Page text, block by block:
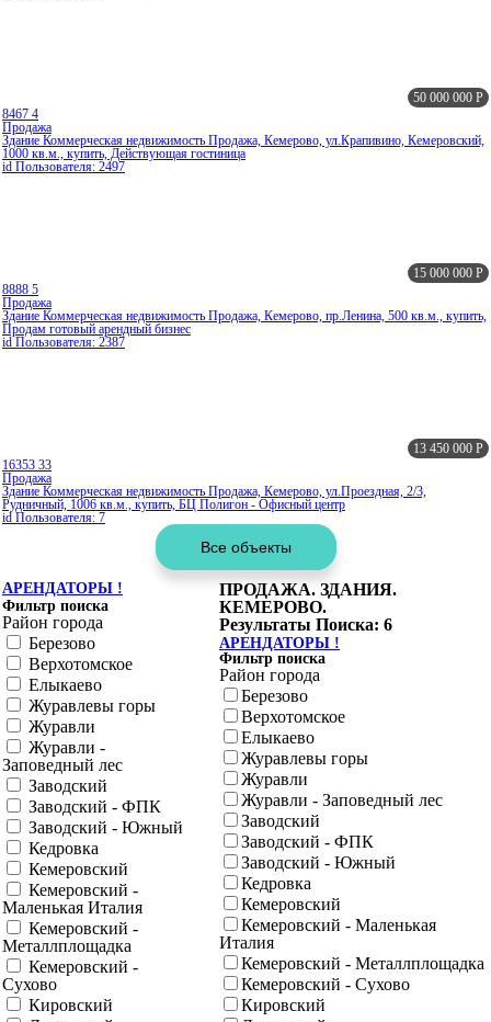
50 000 000 Р
8467 4
Продажа
Здание Коммерческая недвижимость Продажа, Кемерово, ул.Крапивино, Кемеровский,
1000 кв.м., купить, Действующая гостиница
id Пользователя: 2497
15 000 000 Р
8888 5
Продажа
Здание Коммерческая недвижимость Продажа, Кемерово, пр.Ленина, 500 кв.м., купить,
Продам готовый арендный бизнес
id Пользователя: 2387
13 450 000 Р
16353 33
Продажа
Здание Коммерческая недвижимость Продажа, Кемерово, ул.Проездная, 2/3,
Рудничный, 1006 кв.м., купить, БЦ Полигон - Офисный центр
id Пользователя: 7
АРЕНДАТОРЫ !
Фильтр поиска
Район города
Березово
Верхотомское
Елыкаево
Журавлевы горы
Журавли
Журавли -
Заповедный лес
Заводский
Заводский - ФПК
Заводский - Южный
Кедровка
Кемеровский
Кемеровский -
Маленькая Италия
Кемеровский -
Металлплощадка
Кемеровский -
Сухово
Кировский
ПРОДАЖА. ЗДАНИЯ.
КЕМЕРОВО.
Результаты Поиска: 6
АРЕНДАТОРЫ !
Фильтр поиска
Район города
Березово
Верхотомское
Елыкаево
Журавлевы горы
Журавли
Журавли - Заповедный лес
Заводский
Заводский - ФПК
Заводский - Южный
Кедровка
Кемеровский
Кемеровский - Маленькая
Италия
Кемеровский - Металлплощадка
Кемеровский - Сухово
Кировский